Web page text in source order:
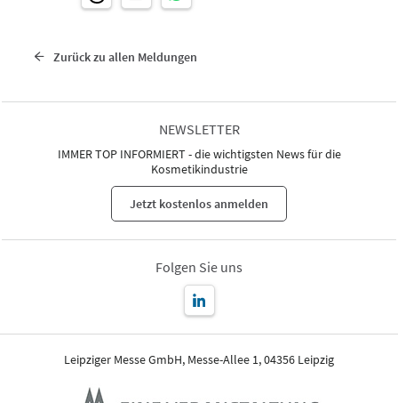
Zurück zu allen Meldungen
NEWSLETTER
IMMER TOP INFORMIERT - die wichtigsten News für die
Kosmetikindustrie
Jetzt kostenlos anmelden
Folgen Sie uns
Leipziger Messe GmbH, Messe-Allee 1, 04356 Leipzig